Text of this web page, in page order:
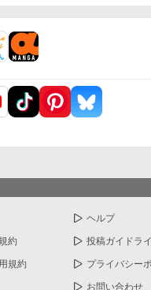
ヘルプ
約 投稿ガイドラ
規約 プライバシー
お問い合わせ